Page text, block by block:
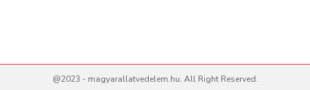
@2023 - magyarallatvedelem.hu. All Right Reserved.